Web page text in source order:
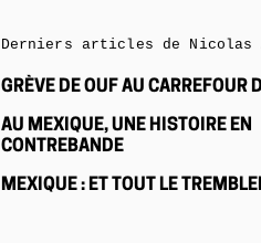
Derniers articles de Nicolas
GRÈVE DE OUF AU CARREFOUR
AU MEXIQUE, UNE HISTOIRE EN
CONTREBANDE
MEXIQUE : ET TOUT LE